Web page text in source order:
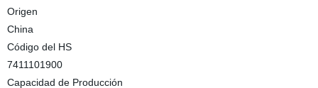
Origen
China
Código del HS
7411101900
Capacidad de Producción